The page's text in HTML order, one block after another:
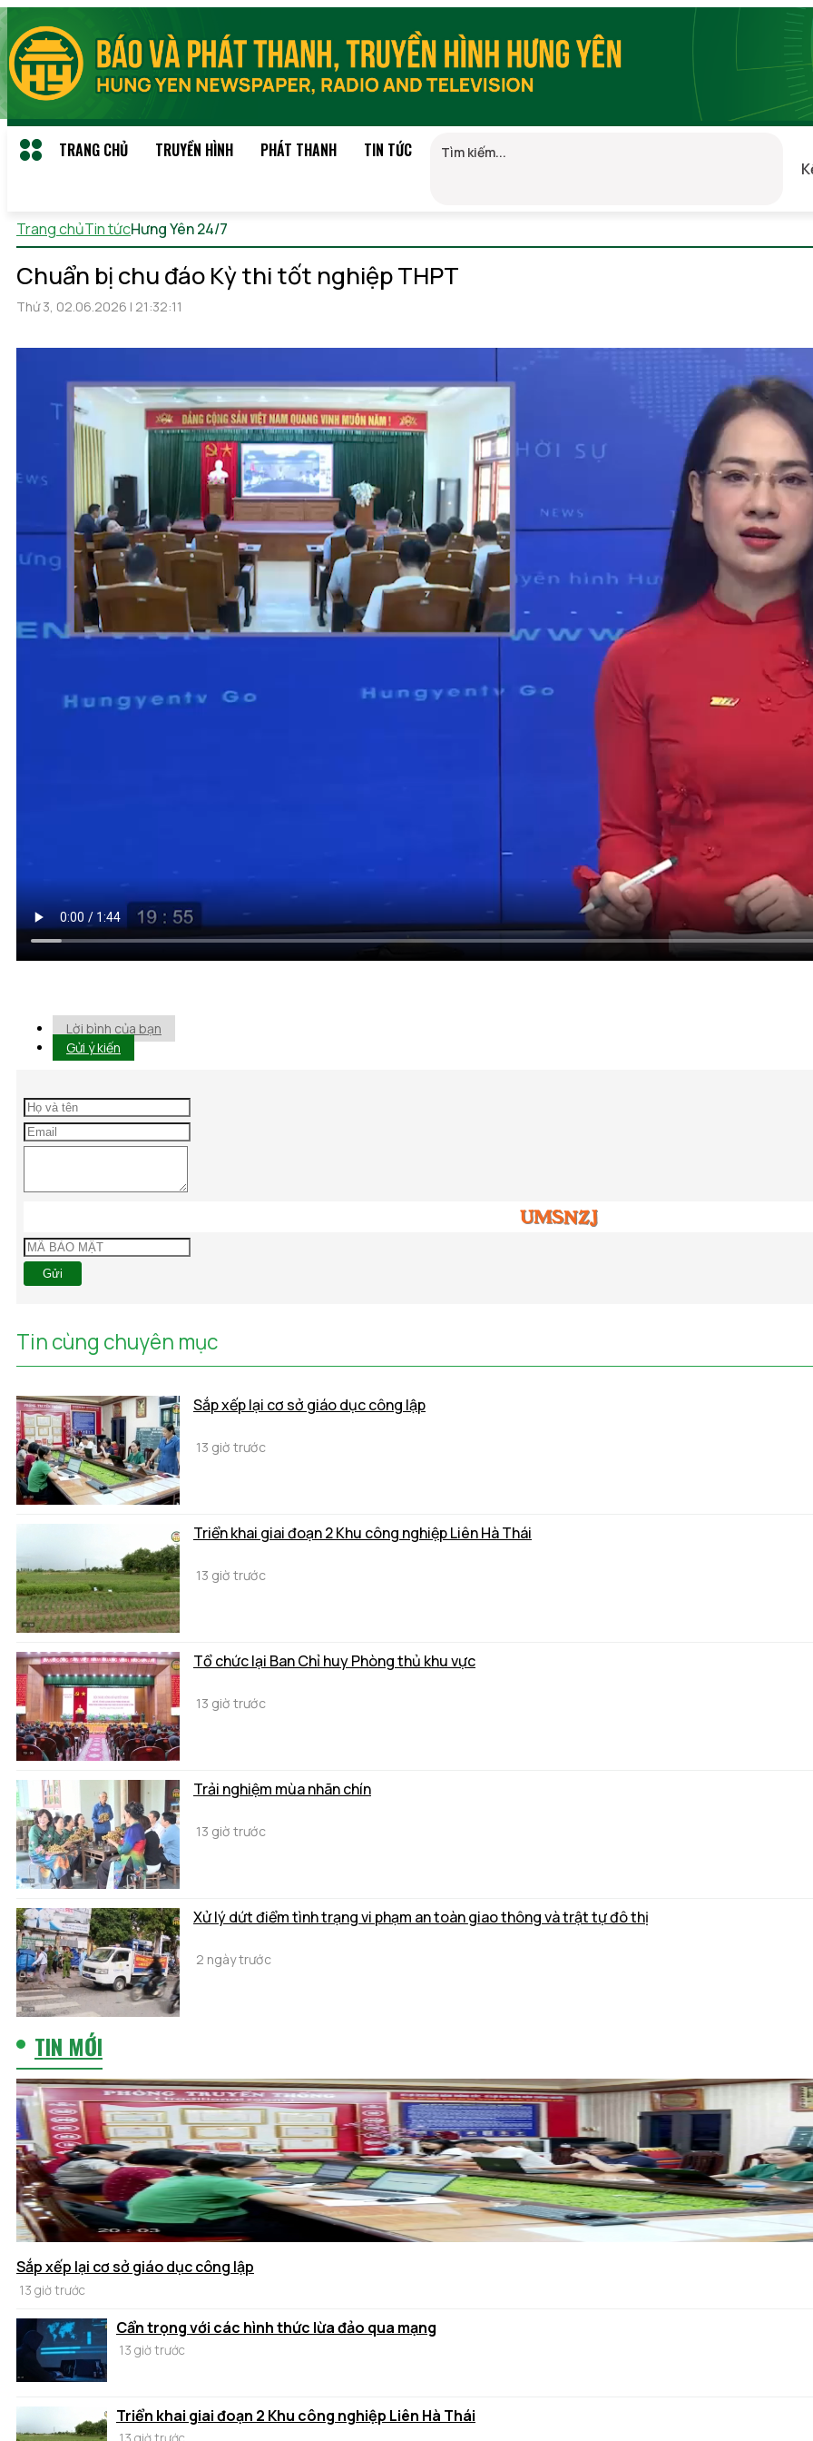
TRANG CHỦ TRUYỀN HÌNH PHÁT THANH TIN TỨC
Trang chủTin tứcHưng Yên 24/7
Chuẩn bị chu đáo Kỳ thi tốt nghiệp THPT
Thứ 3, 02.06.2026 | 21:32:11
Lời bình của bạn
Gửi ý kiến
Gửi
Tin cùng chuyên mục
Sắp xếp lại cơ sở giáo dục công lập
13 giờ trước
Triển khai giai đoạn 2 Khu công nghiệp Liên Hà Thái
13 giờ trước
Tổ chức lại Ban Chỉ huy Phòng thủ khu vực
13 giờ trước
Trải nghiệm mùa nhãn chín
13 giờ trước
Xử lý dứt điểm tình trạng vi phạm an toàn giao thông và trật tự đô thị
2 ngày trước
TIN MỚI
Sắp xếp lại cơ sở giáo dục công lập
13 giờ trước
Cẩn trọng với các hình thức lừa đảo qua mạng
13 giờ trước
Triển khai giai đoạn 2 Khu công nghiệp Liên Hà Thái